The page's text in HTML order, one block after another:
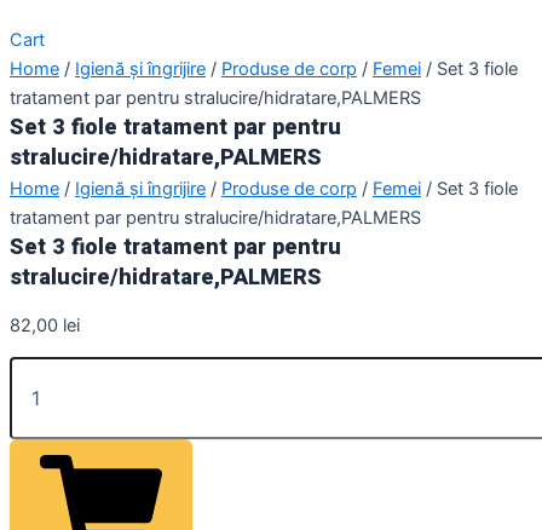
Cart
Home / Igienă și îngrijire / Produse de corp / Femei / Set 3 fiole
tratament par pentru stralucire/hidratare,PALMERS
Set 3 fiole tratament par pentru
stralucire/hidratare,PALMERS
Home / Igienă și îngrijire / Produse de corp / Femei / Set 3 fiole
tratament par pentru stralucire/hidratare,PALMERS
Set 3 fiole tratament par pentru
stralucire/hidratare,PALMERS
82,00 lei